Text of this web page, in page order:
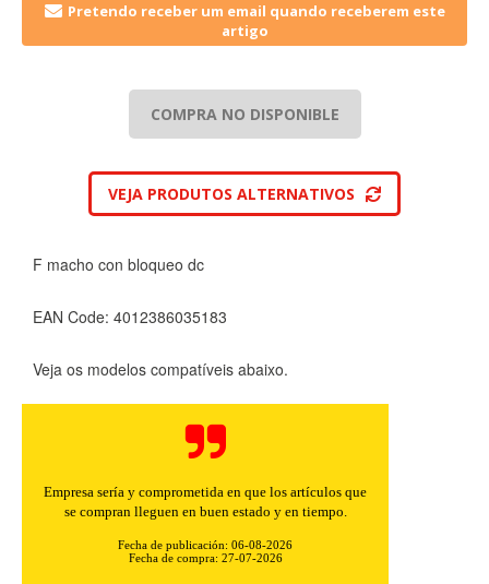
Pretendo receber um email quando receberem este
artigo
COMPRA NO DISPONIBLE
VEJA PRODUTOS ALTERNATIVOS
F macho con bloqueo dc
EAN Code: 4012386035183
Veja os modelos compatíveis abaixo.
Empresa sería y comprometida en que los artículos que
se compran lleguen en buen estado y en tiempo.
Fecha de publicación: 06-08-2026
Fecha de compra: 27-07-2026
CONFIGURACIÓN DE COOKIES
HABILITAR TODO RECHAZAR TODO